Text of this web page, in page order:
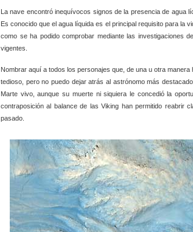
La nave encontró inequívocos signos de la presencia de agua
Es conocido que el agua líquida es el principal requisito para la
como se ha podido comprobar mediante las investigaciones
vigentes.
Nombrar aquí a todos los personajes que, de una u otra
tedioso, pero no puedo dejar atrás al astrónomo más
Marte vivo, aunque su muerte ni siquiera le concedió la
contraposición al balance de las Viking han permitido reabrir
pasado.